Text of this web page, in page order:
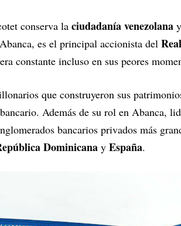
conserva la ciudadanía venezolana
es el principal accionista del
constante incluso en sus peores
que construyeron sus
Además de su rol en Abanca,
bancarios privados más
Dominicana y España.